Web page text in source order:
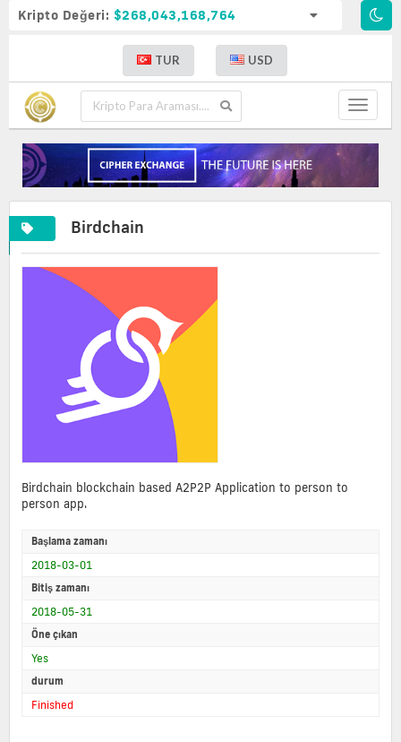
Kripto Değeri: $268,043,168,764
TUR USD
Toggle
Birdchain
Birdchain blockchain based A2P2P Application to person to
person app.
Başlama zamanı
2018-03-01
Bitiş zamanı
2018-05-31
Öne çıkan
Yes
durum
Finished